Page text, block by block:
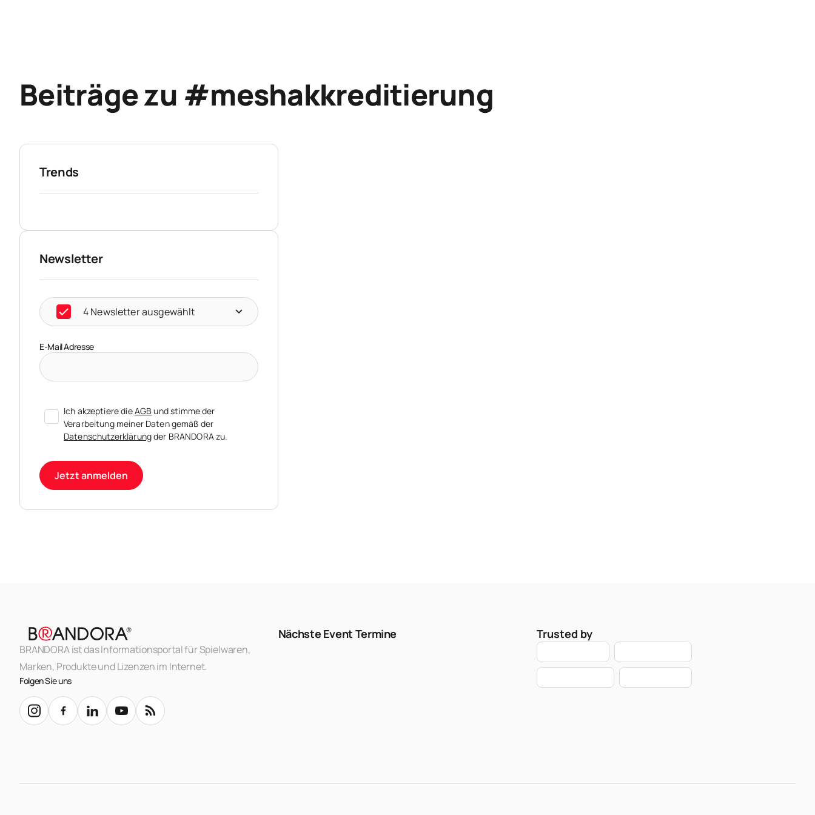
Beiträge zu #meshakkreditierung
Trends
Newsletter
4 Newsletter ausgewählt
E-Mail Adresse
Ich akzeptiere dieAGBund stimme der
Verarbeitung meiner Daten gemäß der
Datenschutzerklärungder BRANDORA zu.
Jetzt anmelden
BRANDORA ist das Informationsportal für Spielwaren,
Marken, Produkte und Lizenzen im Internet.
Folgen Sie uns
Nächste Event Termine Trusted by